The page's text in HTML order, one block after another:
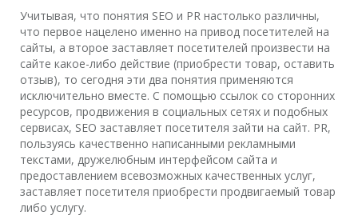
Учитывая, что понятия SEO и PR настолько различны,
что первое нацелено именно на привод посетителей на
сайты, а второе заставляет посетителей произвести на
сайте какое-либо действие (приобрести товар, оставить
отзыв), то сегодня эти два понятия применяются
исключительно вместе. С помощью ссылок со сторонних
ресурсов, продвижения в социальных сетях и подобных
сервисах, SEO заставляет посетителя зайти на сайт. PR,
пользуясь качественно написанными рекламными
текстами, дружелюбным интерфейсом сайта и
предоставлением всевозможных качественных услуг,
заставляет посетителя приобрести продвигаемый товар
либо услугу.